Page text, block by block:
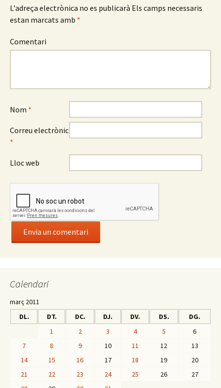
articles
L'adreça electrònica no es publicarà Els camps necessaris
estan marcats amb *
Comentari
Nom *
Correu electrònic
*
Lloc web
Calendari
març 2011
DL.
DT. DC. DJ. DV. DS. DG.
1 2 3 4 5
6
7
8 9 10 11 12
13
14
15 16 17 18 19
20
21
22 23 24 25 26
27